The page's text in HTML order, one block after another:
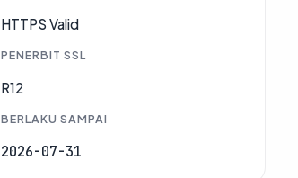
HTTPS Valid
PENERBIT SSL
R12
BERLAKU SAMPAI
2026-07-31